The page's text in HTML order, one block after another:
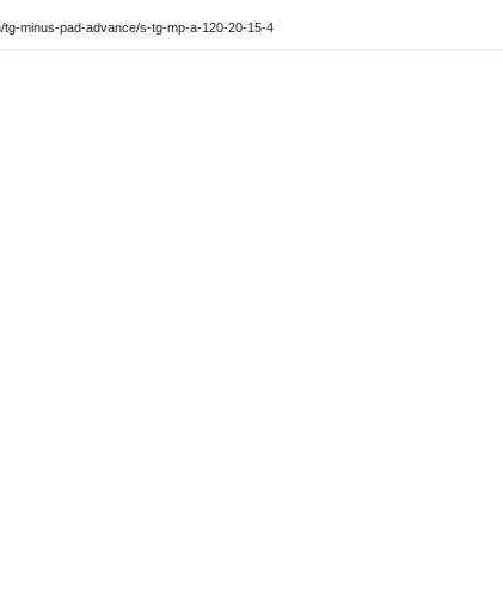
minus-pad-advance/s-tg-mp-a-120-20-15-4